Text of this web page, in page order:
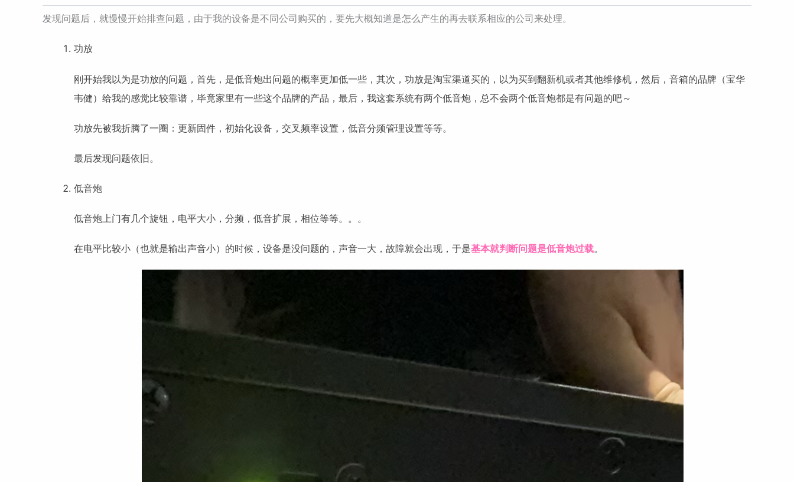
发现问题后，就慢慢开始排查问题，由于我的设备是不同公司购买的，要先大概知道是怎么产生的再去联系相应的公司来处理。
功放
刚开始我以为是功放的问题，首先，是低音炮出问题的概率更加低一些，其次，功放是淘宝渠道买的，以为买到翻新机或者其他维修机，然后，音箱的品牌（宝华
韦健）给我的感觉比较靠谱，毕竟家里有一些这个品牌的产品，最后，我这套系统有两个低音炮，总不会两个低音炮都是有问题的吧～
功放先被我折腾了一圈：更新固件，初始化设备，交叉频率设置，低音分频管理设置等等。
最后发现问题依旧。
低音炮
低音炮上门有几个旋钮，电平大小，分频，低音扩展，相位等等。。。
在电平比较小（也就是输出声音小）的时候，设备是没问题的，声音一大，故障就会出现，于是基本就判断问题是低音炮过载。